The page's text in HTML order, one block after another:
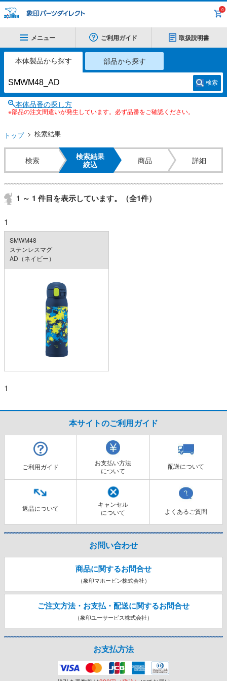
0
メニュー ご利用ガイド 取扱説明書
本体製品から探す 部品から探す
検索
本体品番の探し方
※部品の注文間違いが発生しています。必ず品番をご確認ください。
トップ 検索結果
検索
検索結果
絞込
商品 詳細
1 ～ 1 件目を表示しています。（全1件）
1
SMWM48
ステンレスマグ
AD（ネイビー）
1
本サイトのご利用ガイド
ご利用ガイド
お支払い方法
について
配送について
返品について
キャンセル
について
よくあるご質問
お問い合わせ
商品に関するお問合せ
（象印マホービン株式会社）
ご注文方法・お支払・配送に関するお問合せ
（象印ユーサービス株式会社）
お支払方法